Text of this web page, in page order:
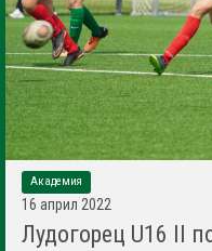
Академия
16 април 2022
Лудогорец U16 II